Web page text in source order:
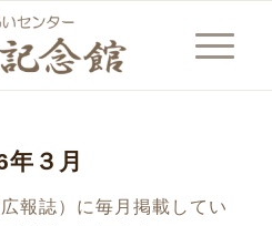
３月
報誌）に毎月掲載してい